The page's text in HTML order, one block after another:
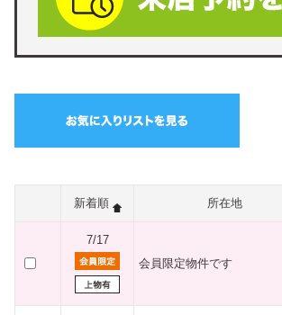
新着順 所在地
7/17
会員限定物件です